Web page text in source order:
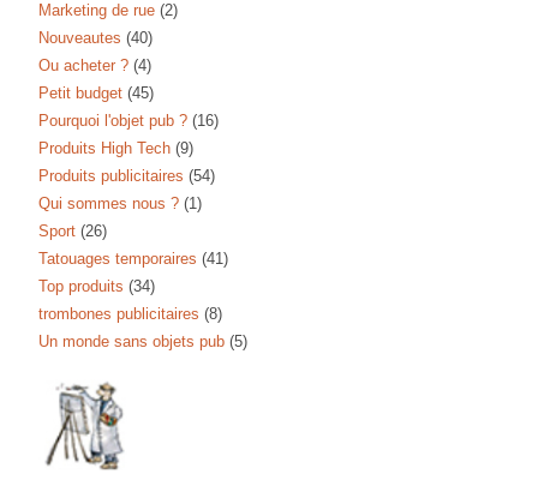
Marketing de rue (2)
Nouveautes (40)
Ou acheter ? (4)
Petit budget (45)
Pourquoi l'objet pub ? (16)
Produits High Tech (9)
Produits publicitaires (54)
Qui sommes nous ? (1)
Sport (26)
Tatouages temporaires (41)
Top produits (34)
trombones publicitaires (8)
Un monde sans objets pub (5)